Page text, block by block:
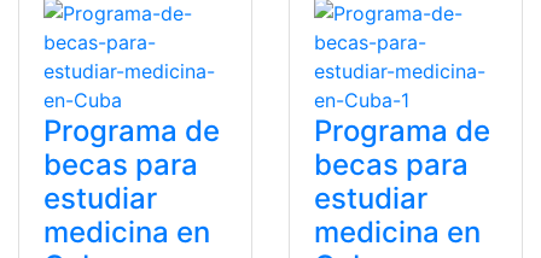
Programa de
becas para
estudiar
medicina en
Programa de
becas para
estudiar
medicina en